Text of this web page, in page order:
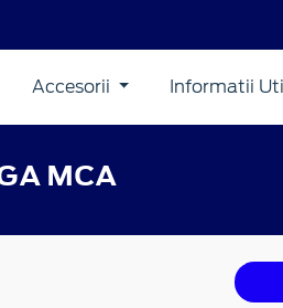
Accesorii Informatii
MCA